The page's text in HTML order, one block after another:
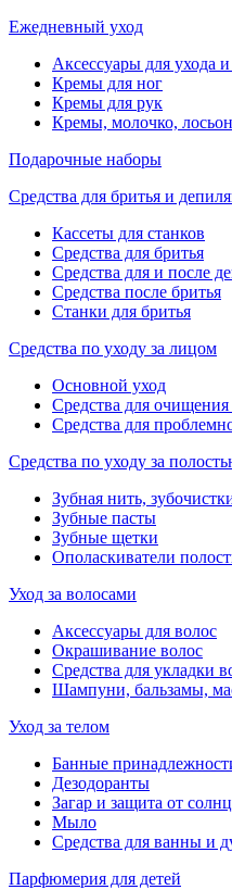
Ежедневный уход
Аксессуары для ухода
Кремы для ног
Кремы для рук
Кремы, молочко,
Подарочные наборы
Средства для бритья и
Кассеты для станков
Средства для бритья
Средства для и после
Средства после бритья
Станки для бритья
Средства по уходу за лицом
Основной уход
Средства для очищения
Средства для
Средства по уходу за
Зубная нить,
Зубные пасты
Зубные щетки
Ополаскиватели
Уход за волосами
Аксессуары для волос
Окрашивание волос
Средства для укладки
Шампуни, бальзамы,
Уход за телом
Банные
Дезодоранты
Загар и защита от
Мыло
Средства для ванны и
Парфюмерия для детей